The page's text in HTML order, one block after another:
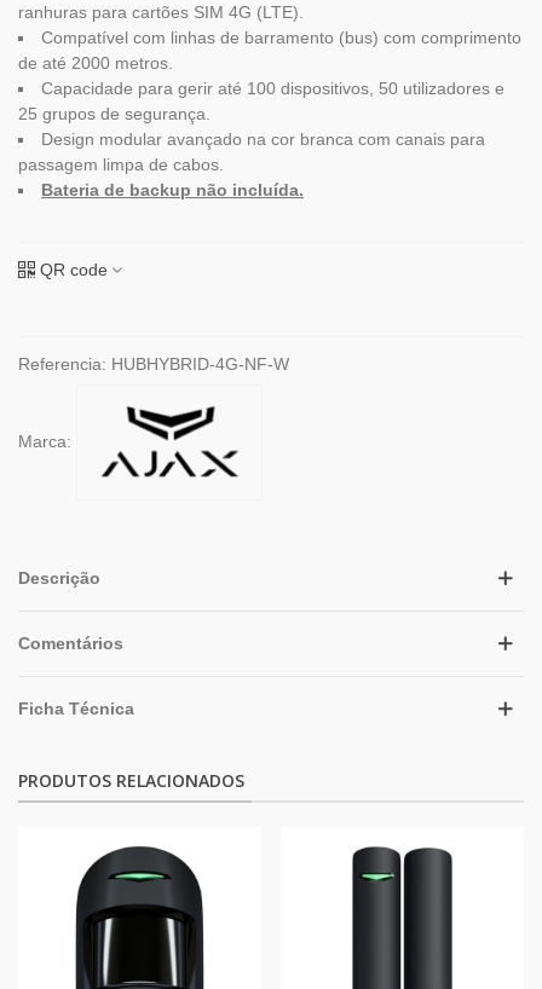
ranhuras para cartões SIM 4G (LTE).
Compatível com linhas de barramento (bus) com comprimento
de até 2000 metros.
Capacidade para gerir até 100 dispositivos, 50 utilizadores e
25 grupos de segurança.
Design modular avançado na cor branca com canais para
passagem limpa de cabos.
Bateria de backup não incluída.
QR code
Referencia: HUBHYBRID-4G-NF-W
Marca:
Descrição
Comentários
Ficha Técnica
PRODUTOS RELACIONADOS